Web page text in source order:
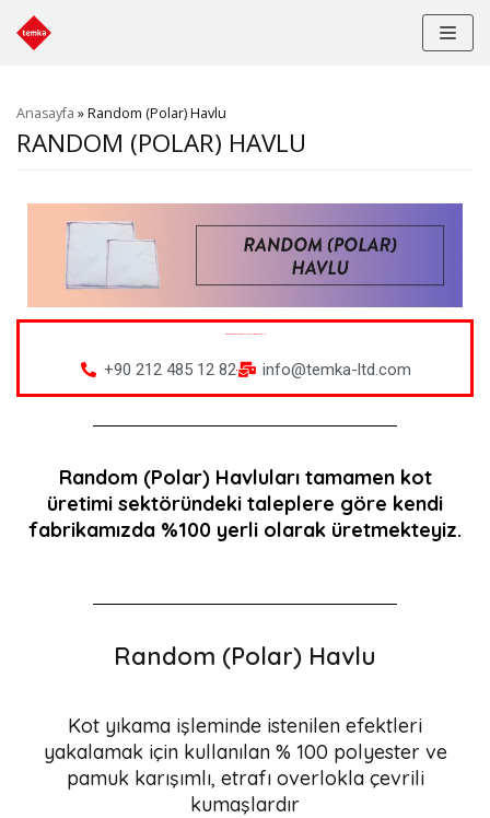
İçeriğe
geç
Anasayfa »Random (Polar) Havlu
RANDOM (POLAR) HAVLU
+90 212 485 12 82 info@temka-ltd.com
Random (Polar) Havluları tamamen kot
üretimi sektöründeki taleplere göre kendi
fabrikamızda %100 yerli olarak üretmekteyiz.
Random (Polar) Havlu
Kot yıkama işleminde istenilen efektleri
yakalamak için kullanılan % 100 polyester ve
pamuk karışımlı, etrafı overlokla çevrili
kumaşlardır